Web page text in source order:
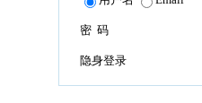
密 码
隐身登录